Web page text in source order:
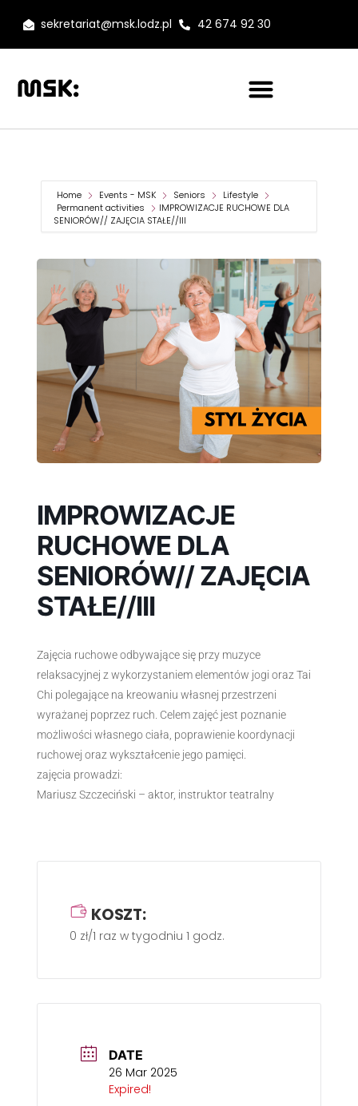
sekretariat@msk.lodz.pl 42 674 92 30
Home Events - MSK Seniors
Lifestyle
Permanent activities
IMPROWIZACJE RUCHOWE DLA
SENIORÓW// ZAJĘCIA STAŁE//III
IMPROWIZACJE
RUCHOWE DLA
SENIORÓW// ZAJĘCIA
STAŁE//III
Zajęcia ruchowe odbywające się przy muzyce
relaksacyjnej z wykorzystaniem elementów jogi oraz Tai
Chi polegające na kreowaniu własnej przestrzeni
wyrażanej poprzez ruch. Celem zajęć jest poznanie
możliwości własnego ciała, poprawienie koordynacji
ruchowej oraz wykształcenie jego pamięci.
zajęcia prowadzi:
Mariusz Szczeciński – aktor, instruktor teatralny
KOSZT:
0 zł/1 raz w tygodniu 1 godz.
DATE
26 Mar 2025
Expired!